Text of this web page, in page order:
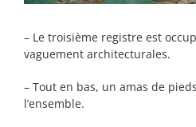
– Le troisième registre est
vaguement architecturales.
– Tout en bas, un amas de
l’ensemble.